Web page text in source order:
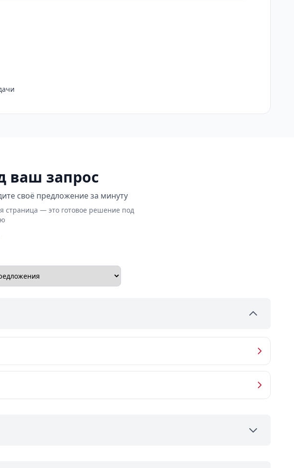
ваш запрос
своё предложение за минуту
страница — это готовое решение под